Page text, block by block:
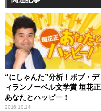
“にしゃんた”分析！ボブ・デ
ィランノーベル文学賞 垣花正
あなたとハッピー！
2016.10.14